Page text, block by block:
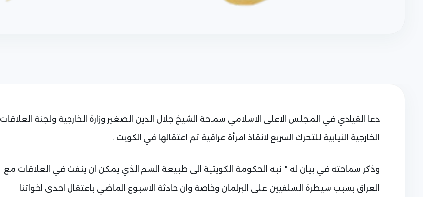
دعا القيادي في المجلس الاعلى الاسلامي سماحة الشيخ جلال الدين الصغير وزارة الخارجية ولجنة العلاقات
الخارجية النيابية للتحرك السريع لانقاذ امرأة عراقية تم اعتقالها في الكويت .
وذكر سماحته في بيان له " انبه الحكومة الكويتية الى طبيعة السم الذي يمكن ان ينفث في العلاقات مع
العراق بسبب سيطرة السلفيين على البرلمان وخاصة وان حادثة الاسبوع الماضي باعتقال احدى اخواتنا